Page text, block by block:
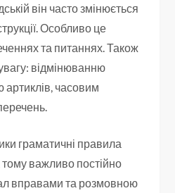
він часто змінюється
Особливо це
та питаннях. Також
відмінюванню
артиклів, часовим
граматичні правила
важливо постійно
вправами та розмовною